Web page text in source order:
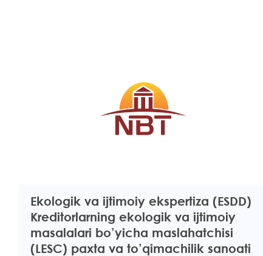
Ekologik va ijtimoiy ekspertiza (ESDD)
Kreditorlarning ekologik va ijtimoiy
masalalari bo’yicha maslahatchisi
(LESC) paxta va to’qimachilik sanoati